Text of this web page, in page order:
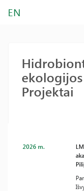
EN
Projektai
2026 m.